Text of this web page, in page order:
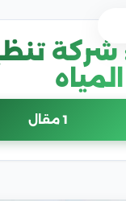
شركة
1 مقال